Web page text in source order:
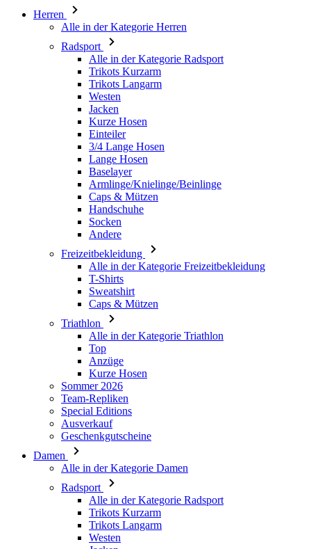
Trikots Langarm
Westen
Jacken
Kurze Hosen
Einteiler
3/4 Lange Hosen
Lange Hosen
Baselayer
Armlinge/Knielinge/Beinlinge
Caps & Mützen
Handschuhe
Socken
Andere
Freizeitbekleidung
Alle in der Kategorie Freizeitbekleidung
T-Shirts
Sweatshirt
Caps & Mützen
Triathlon
Alle in der Kategorie Triathlon
Top
Anzüge
Kurze Hosen
Sommer 2026
Team-Repliken
Special Editions
Ausverkauf
Geschenkgutscheine
Damen
Alle in der Kategorie Damen
Radsport
Alle in der Kategorie Radsport
Trikots Langarm
Westen
Jacken
Kurze Hosen
3/4 Lange Hosen
Lange Hosen
Baselayer